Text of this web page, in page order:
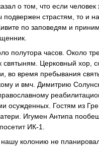
о том, что если
страстям, то и
по заповедям и
полутора часов. Около
Церковный хор,
во время пребывания
и вмч. Димитрию
осужденных. Гостям из
Игумен Антипа
ИК-1.
колонию не